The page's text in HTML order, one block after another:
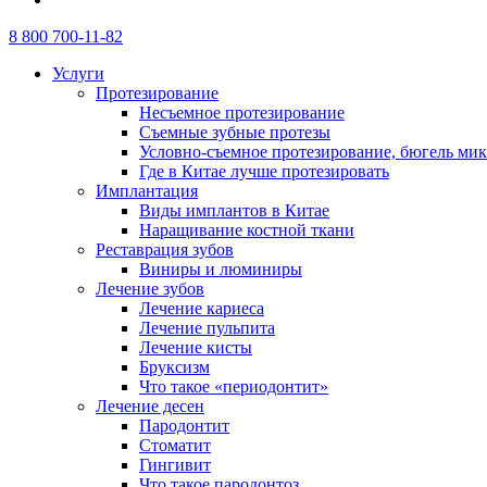
8 800 700-11-82
Услуги
Протезирование
Несъемное протезирование
Съемные зубные протезы
Условно-съемное протезирование, бюгель
Где в Китае лучше протезировать
Имплантация
Виды имплантов в Китае
Наращивание костной ткани
Реставрация зубов
Виниры и люминиры
Лечение зубов
Лечение кариеса
Лечение пульпита
Лечение кисты
Бруксизм
Что такое «периодонтит»
Лечение десен
Пародонтит
Стоматит
Гингивит